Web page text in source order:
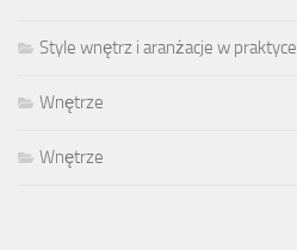
Style wnętrz i aranżacje w praktyce
Wnętrze
Wnętrze